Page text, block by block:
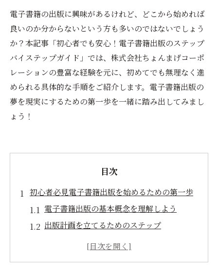
電子書籍の出版に興味があるけれど、どこから始めれば
良いのか分からないという方も多いのではないでしょう
か？本記事「初心者でも安心！電子書籍出版のステップ
バイステップガイド」では、株式会社ちょんまげコーポ
レーションの豊富な経験を元に、初めてでも無理なく進
められる具体的な手順をご紹介します。電子書籍出版の
夢を現実にするための第一歩を一緒に踏み出してみまし
ょう！
目次
初心者必見電子書籍出版を始めるための第一歩
電子書籍出版の基本概念を理解しよう
出版計画を立てるためのステップ
ターゲット読者を決める重要性